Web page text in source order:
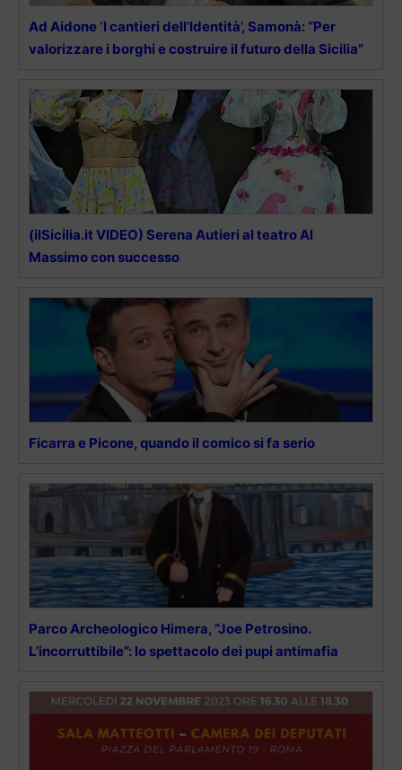
Ad Aidone ‘I cantieri dell’Identità’, Samonà: “Per
valorizzare i borghi e costruire il futuro della Sicilia”
(ilSicilia.it VIDEO) Serena Autieri al teatro Al
Massimo con successo
Ficarra e Picone, quando il comico si fa serio
Parco Archeologico Himera, “Joe Petrosino.
L’incorruttibile”: lo spettacolo dei pupi antimafia